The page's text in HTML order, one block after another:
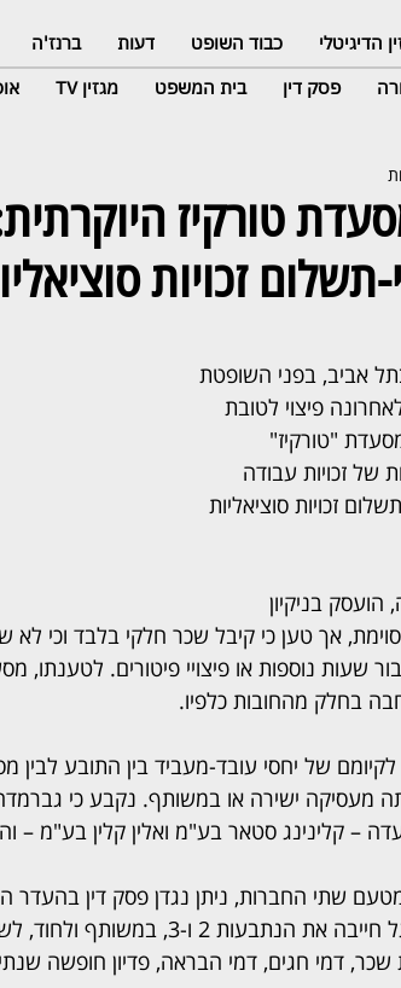
הדיגיטלי כבוד השופט דעות ברנז'ה
פסק דין בית המשפט מגזין TV
טורקיז
זכויות
אביב, בפני השופטת
פיצוי לטובת
"טורקיז"
של זכויות עבודה
זכויות סוציאליות
הועסק בניקיון
אך טען כי קיבל שכר חלקי בלבד וכי לא
שעות נוספות או פיצויי פיטורים. לטענתו,
בחלק מהחובות כלפיו.
של יחסי עובד-מעביד בין התובע לבין
מעסיקה ישירה או במשותף. נקבע כי
– קלינינג סטאר בע"מ ואלין קלין בע"מ –
שכר, דמי חגים, דמי הבראה, פדיון חופשה